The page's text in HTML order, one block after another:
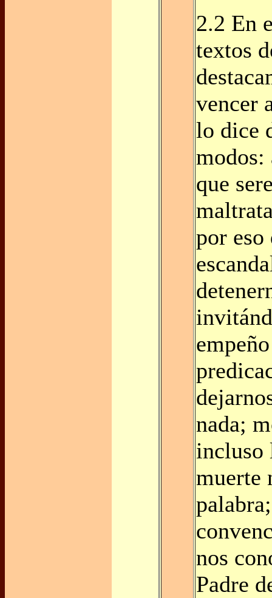
2.2 En
textos
vencer
lo dice
que
por eso
nada;
incluso
muerte
nos
Padre